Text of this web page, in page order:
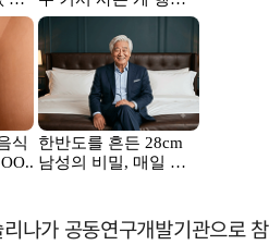
나가 공동연구개발기관으로